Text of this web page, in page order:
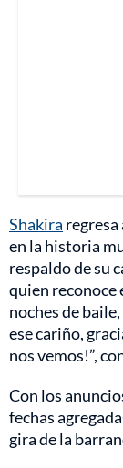
Shakira
en la historia
respaldo de su
quien reconoce
noches de
ese cariño,
nos vemos!”,
Con los
fechas
gira de la